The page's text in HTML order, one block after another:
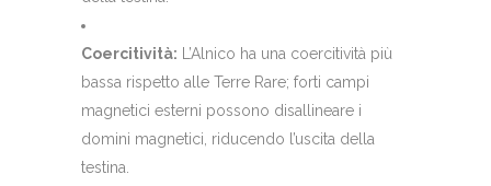
Coercitività: L’Alnico ha una coercitività più
bassa rispetto alle Terre Rare; forti campi
magnetici esterni possono disallineare i
domini magnetici, riducendo l’uscita della
testina.